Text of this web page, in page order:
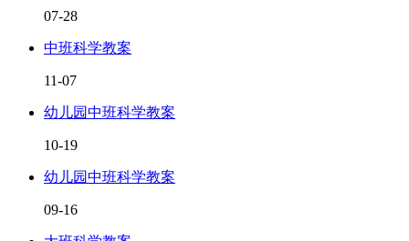
07-28
中班科学教案
11-07
幼儿园中班科学教案
10-19
幼儿园中班科学教案
09-16